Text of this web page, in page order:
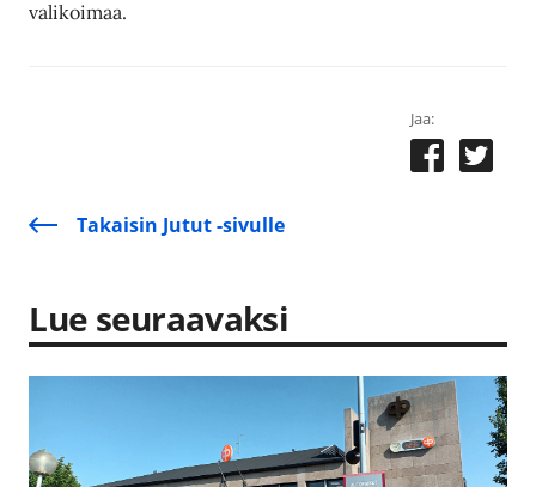
valikoimaa.
Jaa:
Takaisin Jutut -sivulle
Lue seuraavaksi